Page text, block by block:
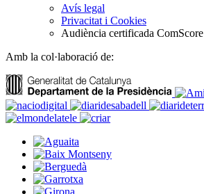
Avís legal
Privacitat i Cookies
Audiència certificada ComScore
Amb la col·laboració de: